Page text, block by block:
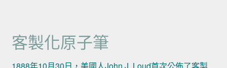
客製化原子筆